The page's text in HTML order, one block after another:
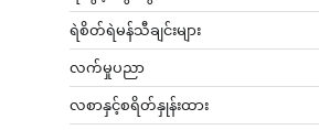
ရဲစိတ်ရဲမန်သီချင်းများ
လက်မှုပညာ
လစာနှင့်စရိတ်နှုန်းထား